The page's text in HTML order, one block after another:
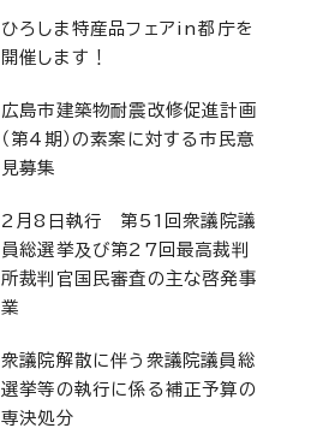
ひろしま特産品フェアin都庁を
開催します！
広島市建築物耐震改修促進計画
（第4期）の素案に対する市民意
見募集
2月8日執行 第51回衆議院議
員総選挙及び第27回最高裁判
所裁判官国民審査の主な啓発事
業
衆議院解散に伴う衆議院議員総
選挙等の執行に係る補正予算の
専決処分